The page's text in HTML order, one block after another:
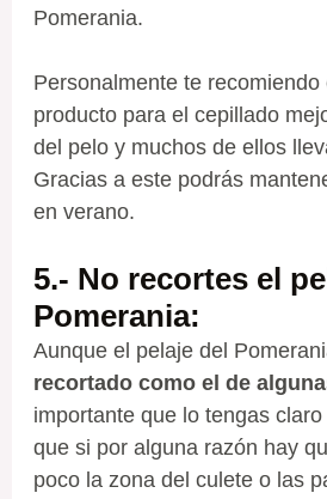
Pomerania.
Personalmente te recomiendo
producto para el cepillado
del pelo y muchos de ellos
Gracias a este podrás
en verano.
5.- No recortes el
Pomerania:
Aunque el pelaje del
recortado como el de
importante que lo tengas
que si por alguna razón hay
poco la zona del culete o las